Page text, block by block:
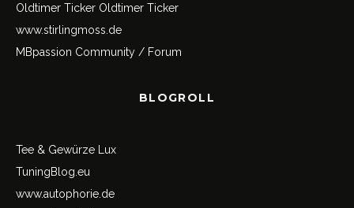
Oldtimer Ticker Oldtimer Ticker
www.stirlingmoss.de
MBpassion Community / Forum
BLOGROLL
Tee & Gewürze Lux
TuningBlog.eu
www.autophorie.de